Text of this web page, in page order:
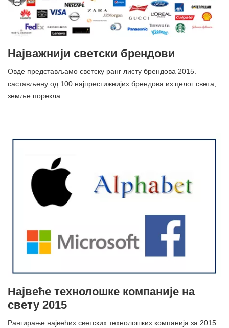
Најважнији светски брендови
Овде представљамо светску ранг листу брендова 2015.
састављену од 100 најпрестижнијих брендова из целог света,
земље порекла…
Највеће технолошке компаније на
свету 2015
Рангирање највећих светских технолошких компанија за 2015.